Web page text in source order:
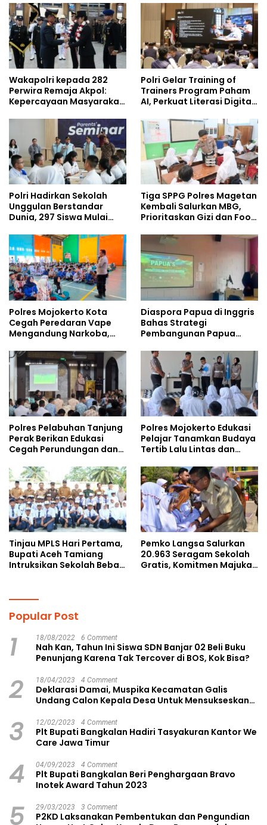
Umrah
Policing Masuki Babak
Wakapolri kepada 282
Perwira Remaja Akpol:
Kepercayaan Masyarakat
Polri Gelar Training of
Trainers Program Paham
AI, Perkuat Literasi Digital
Polri Hadirkan Sekolah
Unggulan Berstandar
Dunia, 297 Siswa Mulai
Tiga SPPG Polres Magetan
Kembali Salurkan MBG,
Prioritaskan Gizi dan Food
Polres Mojokerto Kota
Cegah Peredaran Vape
Mengandung Narkoba,
Kalangan Remaja
Diaspora Papua di Inggris
Bahas Strategi
Pembangunan Papua
Doktoral Internasional
Polres Pelabuhan Tanjung
Perak Berikan Edukasi
Cegah Perundungan dan
kepada Pelajar MPLS
Polres Mojokerto Edukasi
Pelajar Tanamkan Budaya
Tertib Lalu Lintas dan
Tinjau MPLS Hari Pertama,
Bupati Aceh Tamiang
Intruksikan Sekolah Bebas
Pemko Langsa Salurkan
20.963 Seragam Sekolah
Gratis, Komitmen Majukan
Popular Post
1 18/08/2022 6 Comment
Nah Kan, Tahun Ini Siswa SDN Banjar 02 Beli Buku
Penunjang Karena Tak Tercover di BOS, Kok Bisa?
2 18/04/2023 4 Comment
Deklarasi Damai, Muspika Kecamatan Galis
Undang Calon Kepala Desa Untuk Mensukseskan
3 12/02/2023 4 Comment
Plt Bupati Bangkalan Hadiri Tasyakuran Kantor We
Care Jawa Timur
4 04/09/2023 4 Comment
Plt Bupati Bangkalan Beri Penghargaan Bravo
Inotek Award Tahun 2023
5 29/03/2023 3 Comment
P2KD Laksanakan Pembentukan dan Pengundian